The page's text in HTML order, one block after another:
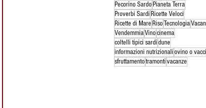
Pecorino Sardo Pianeta Terra
Proverbi Sardi Ricette Veloci
Ricette di Mare RisoTecnologia
VendemmiaVinocinema
coltelli tipici sardidune
informazioni nutrizionaliovino o
sfruttamentotramontivacanze